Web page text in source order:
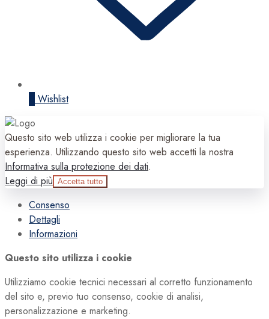
Wishlist
Questo sito web utilizza i cookie per migliorare la tua
esperienza. Utilizzando questo sito web accetti la nostra
Informativa sulla protezione dei dati.
Leggi di più Accetta tutto
Consenso
Dettagli
Informazioni
Questo sito utilizza i cookie
Utilizziamo cookie tecnici necessari al corretto funzionamento
del sito e, previo tuo consenso, cookie di analisi,
personalizzazione e marketing.